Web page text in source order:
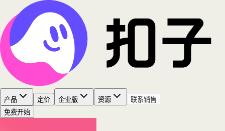
产品 定价 企业版 资源
联系销售
免费开始